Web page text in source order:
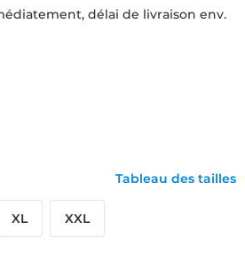
délai de livraison env.
Tableau des tailles
XL XXL